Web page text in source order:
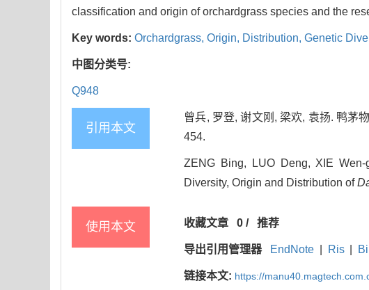
classification and origin of orchardgrass species and the
Key words: Orchardgrass, Origin, Distribution, Genetic
中图分类号:
Q948
引用本文
曾兵, 罗登, 谢文刚, 梁欢, 袁扬. 鸭茅
454.
ZENG Bing, LUO Deng, XIE
Diversity, Origin and Distribution of
使用本文 收藏文章 0 /推荐
导出引用管理器 EndNote Ris
链接本文: https://